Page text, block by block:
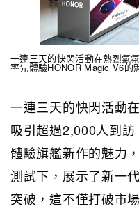
一連三天的快閃活動在熱烈氣
率先體驗HONOR Magic V6的
一連三天的快閃活動
吸引超過2,000人到
體驗旗艦新作的魅力
測試下，展示了新一
突破，這不僅打破市